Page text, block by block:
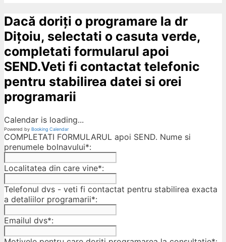
Dacă doriți o programare la dr
Dițoiu, selectati o casuta verde,
completati formularul apoi
SEND.Veti fi contactat telefonic
pentru stabilirea datei si orei
programarii
Calendar is loading...
Powered by Booking Calendar
COMPLETATI FORMULARUL apoi SEND. Nume si
prenumele bolnavului*:
Localitatea din care vine*:
Telefonul dvs - veti fi contactat pentru stabilirea exacta
a detaliilor programarii*:
Emailul dvs*: